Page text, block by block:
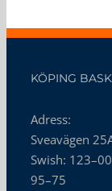
KÖPING
Adress:
Sveavägen
Swish:
95–75